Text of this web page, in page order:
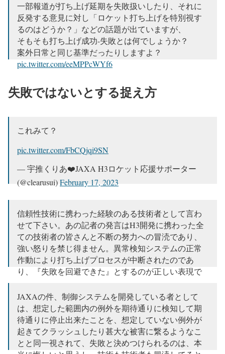
一部報道が打ち上げ延期を失敗扱いしたり、それに
反発する意見に対し「ロケット打ち上げを特別視す
るのはどうか？」などの話題が出ていますが、
そもそも打ち上げ成功-失敗とは何でしょうか？
案外日常と同じ基準だったりしますよ？
pic.twitter.com/eeMPPcWYf6
失敗ではないとする捉え方
これみて？
pic.twitter.com/FbCQjqi9SN
— 宇推くりあ❤️‍JAXA H3ロケット応援サポーター
(@clearusui)February 17, 2023
信頼性技術に携わった経験のある技術者として言わ
せて下さい。あの記者の発言はH3開発に携わった全
ての技術者の皆さんと不断の努力への冒涜であり、
強い怒りを禁じ得ません。異常検知システムの正常
作動により打ち上げプロセスが中断されたのであ
り、『失敗を回避できた』とするのが正しい表現で
— Kenichi KONO (@KenichiKono_F1) February 17, 2023
JAXAの件、制御システムを開発している者として
は、想定した範囲内の例外を期待通りに検知して期
待通りに停止出来たことを、想定していない例外が
起きてクラッシュしたり甚大な被害に繋るようなこ
とと同一視されて、失敗と決めつけられるのは、本